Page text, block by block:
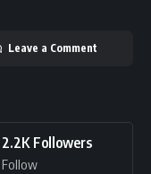
Leave a Comment
2.2K Followers
Follow